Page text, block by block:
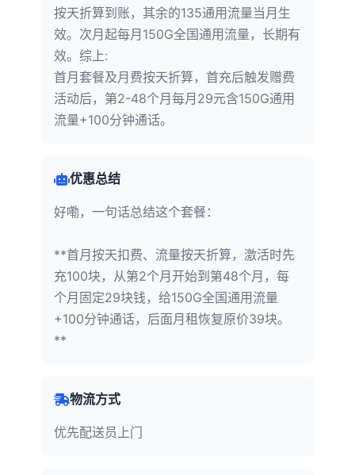
按天折算到账，其余的135通用流量当月生
效。次月起每月150G全国通用流量，长期有
效。综上:
首月套餐及月费按天折算，首充后触发赠费
活动后，第2-48个月每月29元含150G通用
流量+100分钟通话。
优惠总结
好嘞，一句话总结这个套餐：
**首月按天扣费、流量按天折算，激活时先
充100块，从第2个月开始到第48个月，每
个月固定29块钱，给150G全国通用流量
+100分钟通话，后面月租恢复原价39块。
**
物流方式
优先配送员上门